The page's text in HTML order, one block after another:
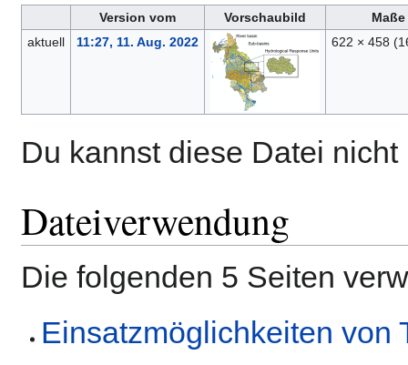
Version vom Vorschaubild
Maße
aktuell
11:27, 11. Aug. 2022 622 × 458
Du kannst diese Datei
Dateiverwendung
Die folgenden 5 Seiten
Einsatzmöglichkeiten von